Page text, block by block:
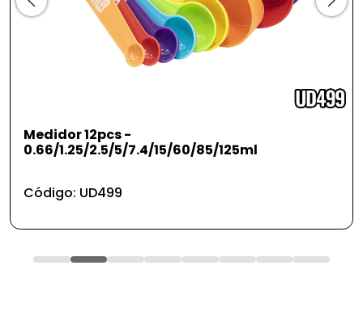
Medidor 12pcs -
0.66/1.25/2.5/5/7.4/15/60/85/125ml
Código: UD499